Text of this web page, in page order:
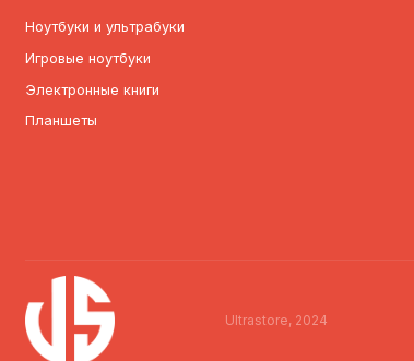
Ноутбуки и ультрабуки
Игровые ноутбуки
Электронные книги
Планшеты
Ultrastore, 2024